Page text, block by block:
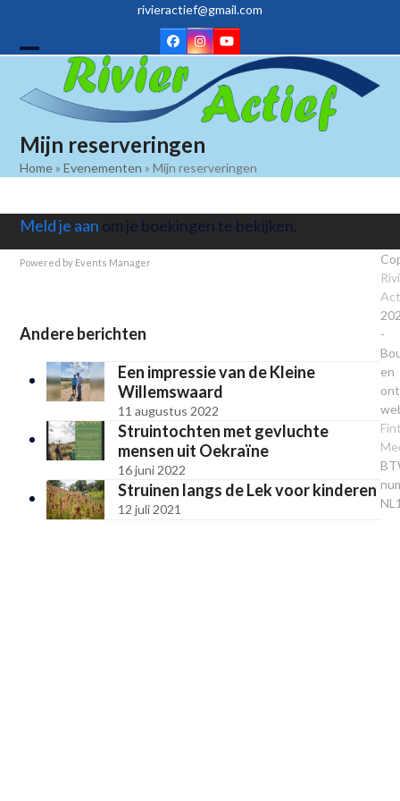
content
rivieractief@gmail.com
Facebook
InstagramYouTube
Open
mobile
Close
mobile
Mijn reserveringen
Home»Evenementen »Mijn reserveringen
Meld je aan om je boekingen te bekijken.
Powered by Events Manager
Andere berichten
Een impressie van de Kleine
Willemswaard
11 augustus 2022
Struintochten met gevluchte
mensen uit Oekraïne
16 juni 2022
Struinen langs de Lek voor kinderen
12 juli 2021
-
en